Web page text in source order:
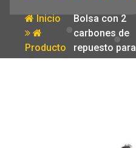
Inicio
Producto
Bolsa con 2
carbones de
repuesto para
DES-550